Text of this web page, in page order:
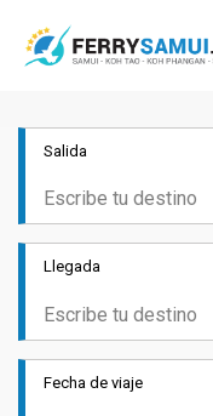
Salida
Llegada
Fecha de viaje